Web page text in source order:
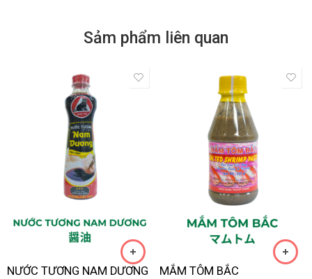
Sảm phẩm liên quan
NƯỚC TƯƠNG NAM DƯƠNG
MẮM TÔM BẮC